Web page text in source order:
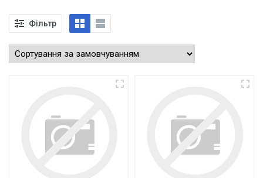
Фільтр